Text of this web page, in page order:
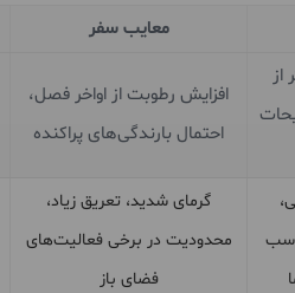
معایب سفر
از
افزایش رطوبت از اواخر فصل،
احتمال بارندگی‌های پراکنده
گرمای شدید، تعریق زیاد،
محدودیت در برخی فعالیت‌های
فضای باز